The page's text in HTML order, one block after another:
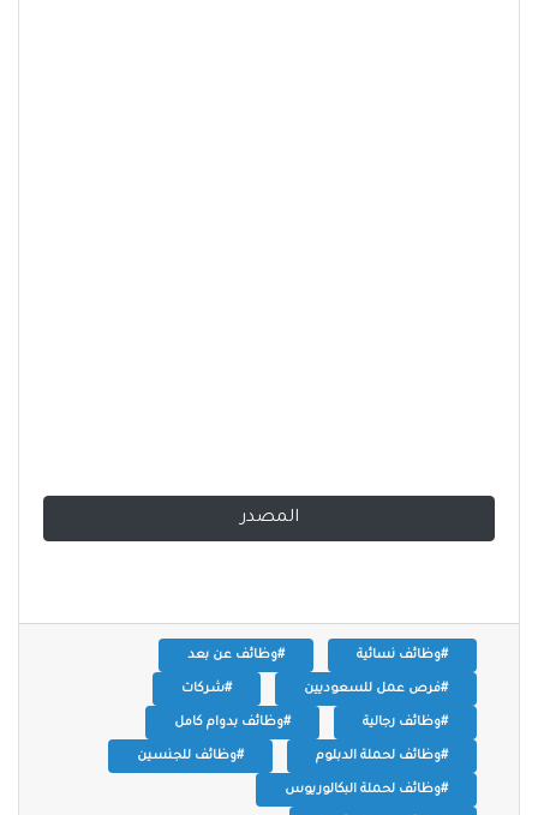
المصدر
#وظائف نسائية #وظائف عن بعد
#فرص عمل للسعوديين #شركات
#وظائف رجالية #وظائف بدوام كامل
#وظائف لحملة الدبلوم #وظائف للجنسين
#وظائف لحملة البكالوريوس